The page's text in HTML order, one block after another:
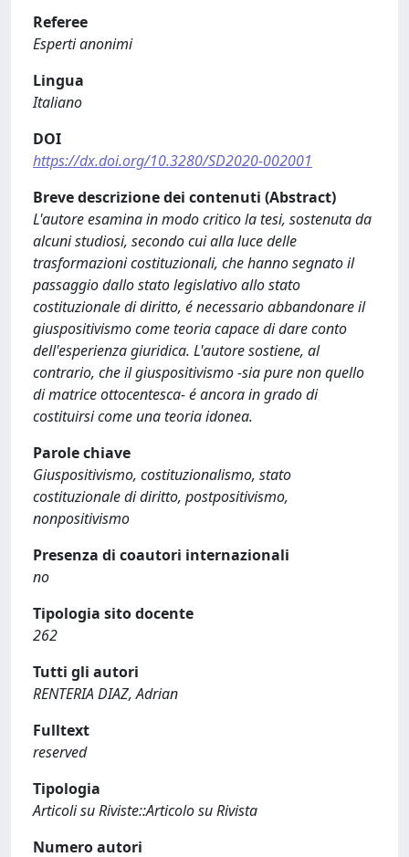
Referee
Esperti anonimi
Lingua
Italiano
DOI
https://dx.doi.org/10.3280/SD2020-002001
Breve descrizione dei contenuti (Abstract)
L'autore esamina in modo critico la tesi, sostenuta da
alcuni studiosi, secondo cui alla luce delle
trasformazioni costituzionali, che hanno segnato il
passaggio dallo stato legislativo allo stato
costituzionale di diritto, é necessario abbandonare il
giuspositivismo come teoria capace di dare conto
dell'esperienza giuridica. L'autore sostiene, al
contrario, che il giuspositivismo -sia pure non quello
di matrice ottocentesca- é ancora in grado di
costituirsi come una teoria idonea.
Parole chiave
Giuspositivismo, costituzionalismo, stato
costituzionale di diritto, postpositivismo,
nonpositivismo
Presenza di coautori internazionali
no
Tipologia sito docente
262
Tutti gli autori
RENTERIA DIAZ, Adrian
Fulltext
reserved
Tipologia
Articoli su Riviste::Articolo su Rivista
Numero autori